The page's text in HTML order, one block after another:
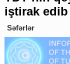
iştirak edib
Səfərlər